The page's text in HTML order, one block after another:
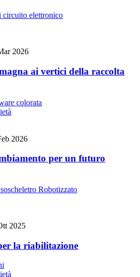
2026
ai vertici della raccolta
2026
per un futuro
2025
la riabilitazione